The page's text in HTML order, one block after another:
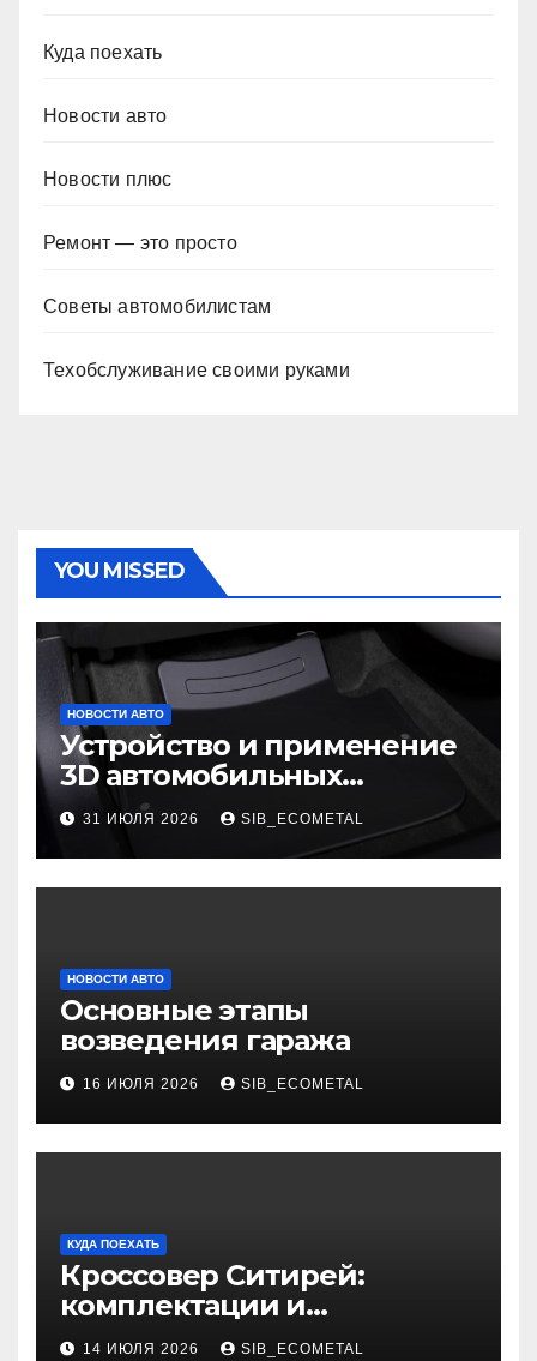
Куда поехать
Новости авто
Новости плюс
Ремонт — это просто
Советы автомобилистам
Техобслуживание своими руками
YOU MISSED
НОВОСТИ АВТО
Устройство и применение
3D автомобильных
ковриков
31 ИЮЛЯ 2026 SIB_ECOMETAL
НОВОСТИ АВТО
Основные этапы
возведения гаража
16 ИЮЛЯ 2026 SIB_ECOMETAL
КУДА ПОЕХАТЬ
Кроссовер Ситирей:
комплектации и
характеристики
14 ИЮЛЯ 2026 SIB_ECOMETAL